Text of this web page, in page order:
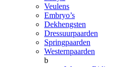
Veulens
Embryo’s
Dekhengsten
Dressuurpaarden
Springpaarden
Westernpaarden
b